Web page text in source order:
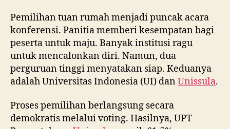
Pemilihan tuan rumah menjadi puncak acara
konferensi. Panitia memberi kesempatan bagi
peserta untuk maju. Banyak institusi ragu
untuk mencalonkan diri. Namun, dua
perguruan tinggi menyatakan siap. Keduanya
adalah Universitas Indonesia (UI) danUnissula.
Proses pemilihan berlangsung secara
demokratis melalui voting. Hasilnya, UPT